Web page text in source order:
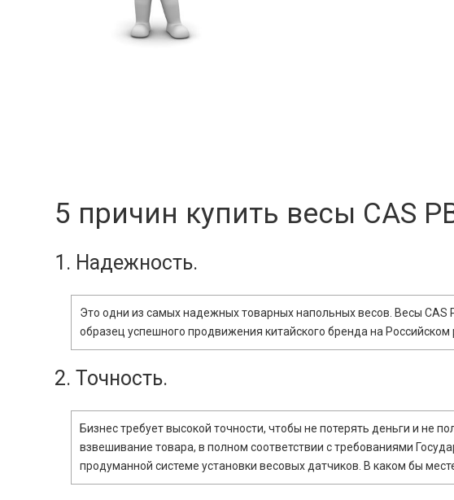
5 причин купить весы CAS
1. Надежность.
Это одни из самых надежных товарных напольных весов. Весы
образец успешного продвижения китайского бренда на
2. Точность.
Бизнес требует высокой точности, чтобы не потерять деньги и не
взвешивание товара, в полном соответствии с требованиями
продуманной системе установки весовых датчиков. В каком бы